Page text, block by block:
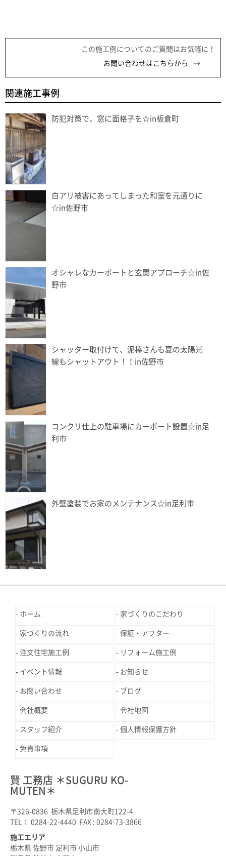
この施工例についてのご質問はお気軽に！
お問い合わせはこちらから
関連施工事例
防犯対策で、窓に面格子を☆in板倉町
白アリ被害にあってしまった和室を元通りに
☆in佐野市
オシャレなカーポートと玄関アプローチ☆in佐
野市
シャッター取付けて、泥棒さんも夏の太陽光
線もシャットアウト！！in佐野市
コンクリ仕上の駐車場にカーポート設置☆in足
利市
外壁塗装でお家のメンテナンス☆in足利市
ホーム 家づくりのこだわり
家づくりの流れ 保証・アフター
注文住宅施工例 リフォーム施工例
イベント情報 お知らせ
お問い合わせ ブログ
会社概要 会社地図
スタッフ紹介 個人情報保護方針
免責事項
賢 工務店 ＊SUGURU KO-
MUTEN＊
〒326-0836 栃木県足利市南大町122-4
TEL： 0284-22-4440 FAX : 0284-73-3866
施工エリア
栃木県 佐野市 足利市 小山市